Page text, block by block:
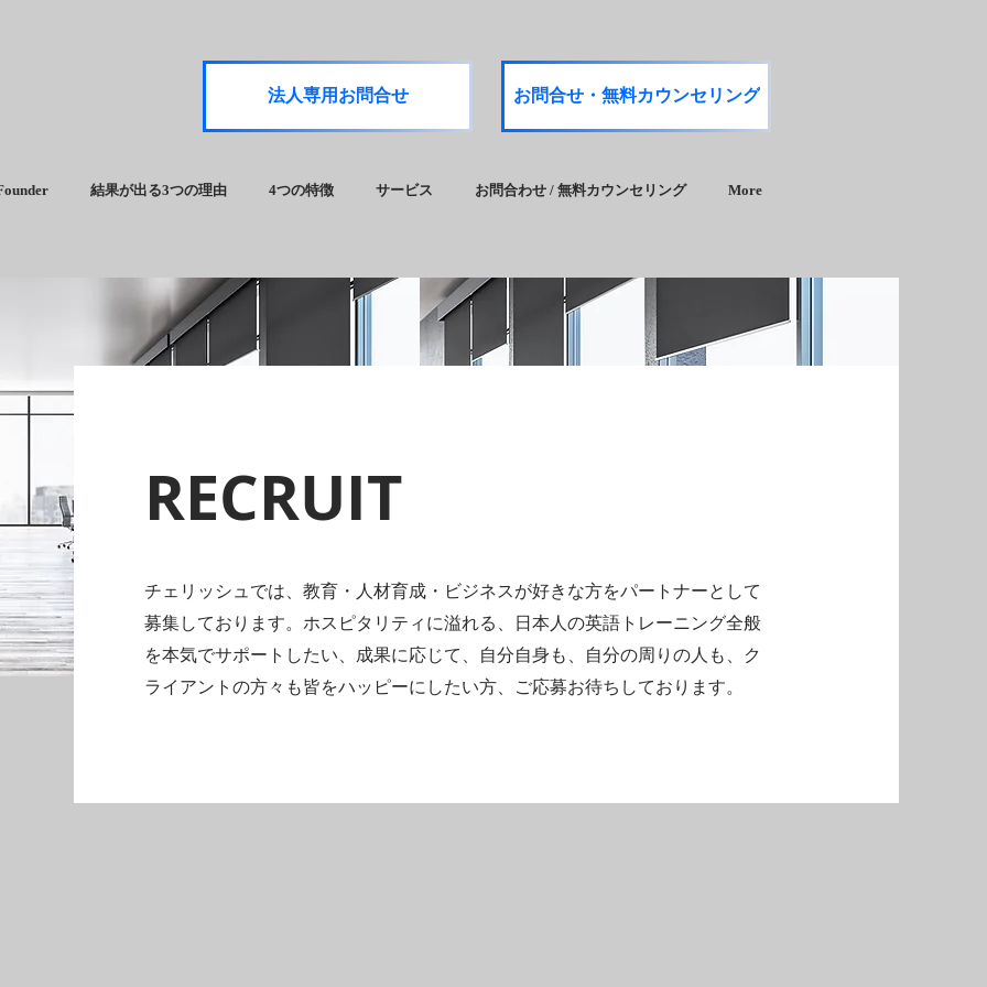
法人専用お問合せ お問合せ・無料カウンセリング
結果が出る3つの理由 4つの特徴 サービス お問合わせ / 無料カウンセリング More
RECRUIT
チェリッシュでは、教育・人材育成・ビジネスが好きな方をパートナーとして
募集しております。ホスピタリティに溢れる、日本人の英語トレーニング全般
を本気でサポートしたい、成果に応じて、自分自身も、自分の周りの人も、ク
ライアントの方々も皆をハッピーにしたい方、ご応募お待ちしております。